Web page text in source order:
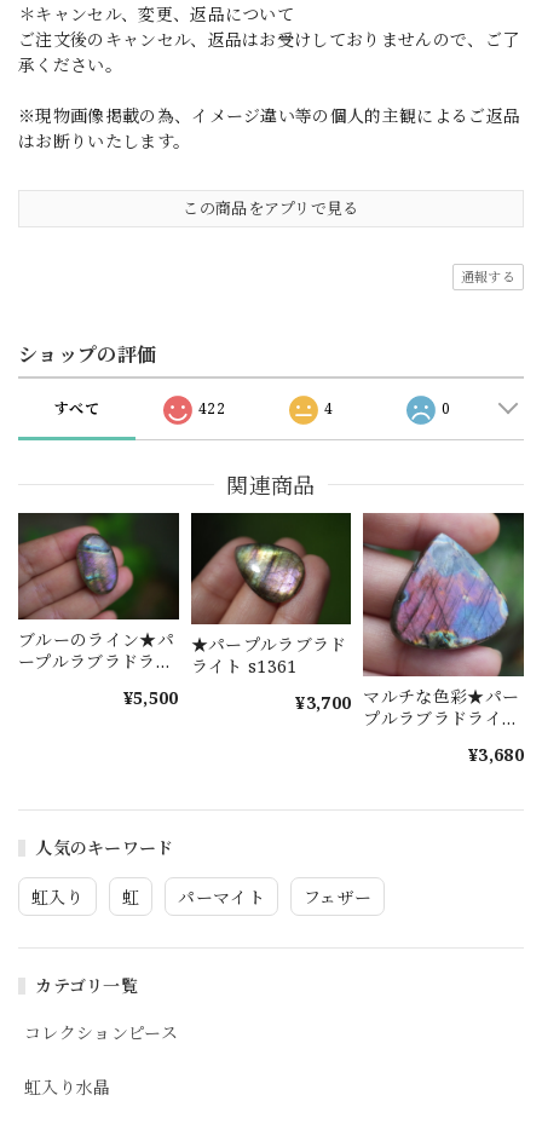
人気のキーワード
虹入り 虹 パーマイト フェザー
カテゴリ一覧
コレクションピース
虹入り水晶
＊キャンセル、変更、返品について
ご注文後のキャンセル、返品はお受けしておりませんので、ご了
承ください。
※現物画像掲載の為、イメージ違い等の個人的主観によるご返品
はお断りいたします。
この商品をアプリで見る
通報する
ショップの評価
すべて 422 4 0
関連商品
ブルーのライン★パ
ープルラブラドライ
¥5,500
★パープルラブラド
ライト s1361
¥3,700 マルチな色彩★パー
プルラブラドライ
¥3,680